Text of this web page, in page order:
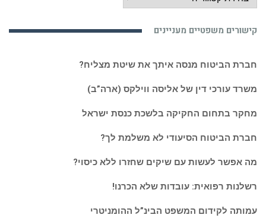
משפטי
ואקטואלי:
קישורים משפטיים מעניינים
חברת הביטוח מנסה איתך את שיטת מצליח?
משרד עורכי דין של אליסה ווילקס (ארה”ב)
מחקר בתחום החקיקה בלשכת כנסת ישראל
חברת הביטוח הסיעודי לא משלמת לך?
מה אפשר לעשות עם שיקים שחזרו ללא כיסוי?
רשלנות רפואית: עובדות שלא הכרנו!
עמותה לקידום המשפט הבינ”ל ההומניטרי